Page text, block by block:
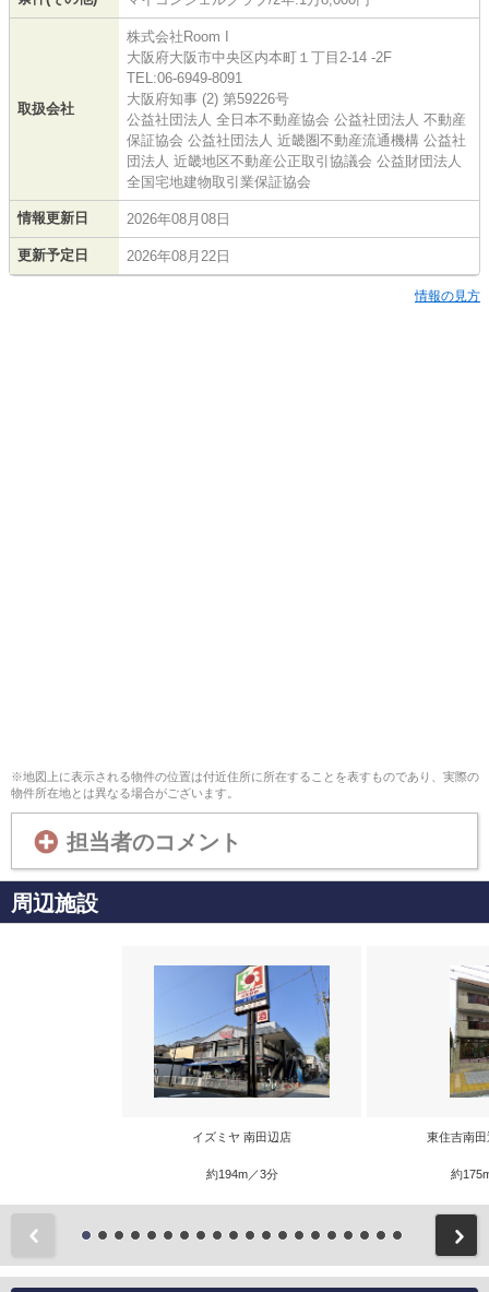
取扱会社
株式会社Room I
大阪府大阪市中央区内本町１丁目2-14 -2F
TEL:06-6949-8091
大阪府知事 (2) 第59226号
公益社団法人 全日本不動産協会 公益社団法人 不動産
保証協会 公益社団法人 近畿圏不動産流通機構 公益社
団法人 近畿地区不動産公正取引協議会 公益財団法人
全国宅地建物取引業保証協会
情報更新日 2026年08月08日
更新予定日 2026年08月22日
情報の見方
※地図上に表示される物件の位置は付近住所に所在することを表すものであり、実際の
物件所在地とは異なる場合がございます。
担当者のコメント
周辺施設
イズミヤ 南田辺店
約194m／3分
東住吉南
約